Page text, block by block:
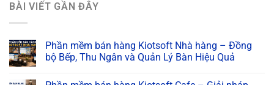
BÀI VIẾT GẦN ĐÂY
Phần mềm bán hàng Kiotsoft Nhà hàng – Đồng
bộ Bếp, Thu Ngân và Quản Lý Bàn Hiệu Quả